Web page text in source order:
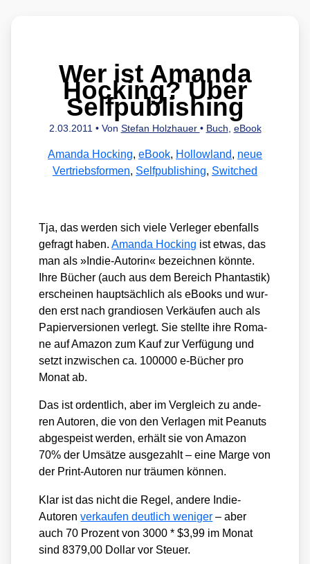
Wer ist Amanda
Hocking? Über
Selfpublishing
2.03.2011 • Von Stefan Holzhauer • Buch, eBook
Amanda Hocking, eBook, Hollowland, neue
Vertriebsformen, Selfpublishing, Switched
Tja, das wer­den sich vie­le Ver­le­ger eben­falls
gefragt haben.Aman­da Hocking ist etwas, das
man als »Indie-Autorin« bezeich­nen könn­te.
Ihre Bücher (auch aus dem Bereich Phan­tas­tik)
erschei­nen haupt­säch­lich als eBooks und wur­
den erst nach gran­dio­sen Ver­käu­fen auch als
Papier­ver­sio­nen ver­legt. Sie stell­te ihre Roma­
ne auf Ama­zon zum Kauf zur Ver­fü­gung und
setzt inzwi­schen ca. 100000 e‑Bücher pro
Monat ab.
Das ist ordent­lich, aber im Ver­gleich zu ande­
ren Autoren, die von den Ver­la­gen mit Pea­nuts
abge­speist wer­den, erhält sie von Ama­zon
70% der Umsät­ze aus­ge­zahlt – eine Mar­ge von
der Print-Autoren nur träu­men kön­nen.
Klar ist das nicht die Regel, ande­re Indie-
Autorenver­kau­fen deut­lich weni­ger – aber
auch 70 Pro­zent von 3000 * $3,99 im Monat
sind 8379,00 Dol­lar vor Steu­er.